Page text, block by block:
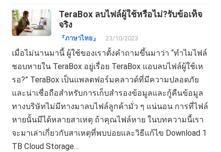
TeraBox ลบไฟล์ผู้ใช้หรือไม่?รับข้อเท็จ
จริง
『ภาษาไทย』 23/10/2023
เมื่อไม่นานมานี้ ผู้ใช้ของเราตั้งคำถามขึ้นมาว่า “ทำไมไฟล์
ชอบหายใน TeraBox อยู่เรื่อย TeraBox แอบลบไฟล์ผู้ใช้เห
รอ?” TeraBox เป็นแพลตฟอร์มคลาวด์ที่มีความปลอดภัย
และน่าเชื่อถือสำหรับการเก็บสำรองข้อมูลและกู้คืนข้อมูล
ทางบริษัทไม่มีทางมาลบไฟล์ลูกค้ามั่ว ๆ แน่นอน การที่ไฟล์
หายนั้นมีได้หลายสาเหตุ ถ้าคุณไฟล์หาย ในบทความนี้เรา
จะมาเล่าเกี่ยวกับสาเหตุที่พบบ่อยและวิธีแก้ไข Download 1
TB Cloud Storage…